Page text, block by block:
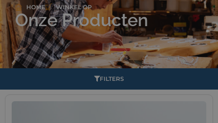
HOME WINKEL OP
Onze Producten
FILTERS